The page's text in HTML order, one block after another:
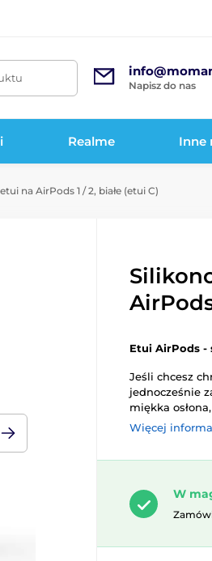
Napisz do nas
Realme Inne
na AirPods 1 / 2, białe (etui C)
Etui AirPods -
Jeśli chcesz
jednocześnie
miękka
Więcej
W